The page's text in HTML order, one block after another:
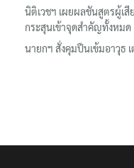
นิติเวชฯ เผยผลชันสูตรผู้เสี
กระสุนเข้าจุดสำคัญทั้งหมด
นายกฯ สั่งคุมปืนเข้มอาวุธ